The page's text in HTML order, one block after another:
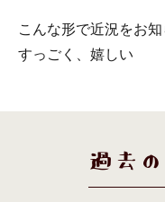
こんな形で近況をお
すっごく、嬉しい
過去